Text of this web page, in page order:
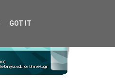
GOT IT